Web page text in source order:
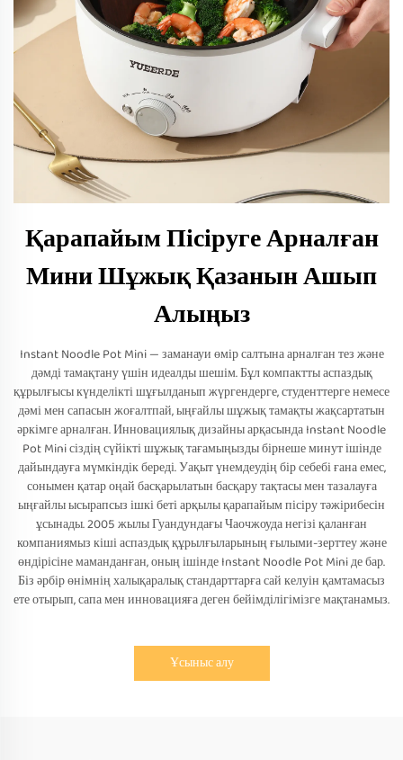
Қарапайым Пісіруге Арналған
Мини Шұжық Қазанын Ашып
Алыңыз
Instant Noodle Pot Mini — заманауи өмір салтына арналған тез және
дәмді тамақтану үшін идеалды шешім. Бұл компактты аспаздық
құрылғысы күнделікті шұғылданып жүргендерге, студенттерге немесе
дәмі мен сапасын жоғалтпай, ыңғайлы шұжық тамақты жақсартатын
әркімге арналған. Инновациялық дизайны арқасында Instant Noodle
Pot Mini сіздің сүйікті шұжық тағамыңызды бірнеше минут ішінде
дайындауға мүмкіндік береді. Уақыт үнемдеудің бір себебі ғана емес,
сонымен қатар оңай басқарылатын басқару тақтасы мен тазалауға
ыңғайлы ысырапсыз ішкі беті арқылы қарапайым пісіру тәжірибесін
ұсынады. 2005 жылы Гуандундағы Чаочжоуда негізі қаланған
компаниямыз кіші аспаздық құрылғыларының ғылыми-зерттеу және
өндірісіне маманданған, оның ішінде Instant Noodle Pot Mini де бар.
Біз әрбір өнімнің халықаралық стандарттарға сай келуін қамтамасыз
ете отырып, сапа мен инновацияға деген бейімділігімізге мақтанамыз.
Ұсыныс алу